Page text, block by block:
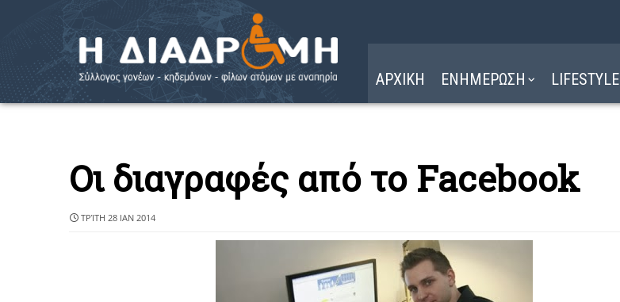
ΑΡΧΙΚΗ ΕΝΗΜΕΡΩΣΗ LIFESTYLE
Οι διαγραφές από το Facebook
ΤΡΊΤΗ 28 ΙΑΝ 2014